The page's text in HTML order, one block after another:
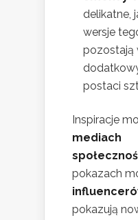
delikatne,
wersje
pozostają
postaci
Inspiracje
mediach
pokazach
pokazują